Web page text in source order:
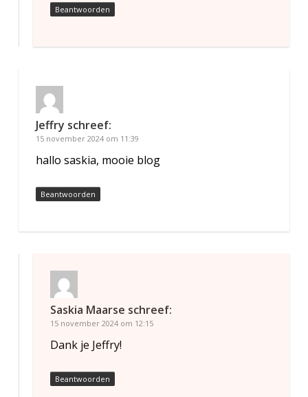
Beantwoorden
Jeffry schreef:
15 november 2024 om 11:39
hallo saskia, mooie blog
Beantwoorden
Saskia Maarse schreef:
15 november 2024 om 12:15
Dank je Jeffry!
Beantwoorden